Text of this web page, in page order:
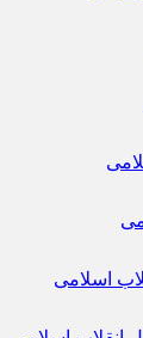
اسلامی